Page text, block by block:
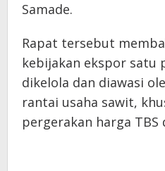
Samade.
Rapat tersebut
kebijakan ekspor satu
dikelola dan diawasi
rantai usaha sawit,
pergerakan harga